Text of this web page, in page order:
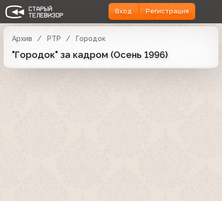
Вход Регистрация
Архив РТР Городок
"Городок" за кадром (Осень 1996)